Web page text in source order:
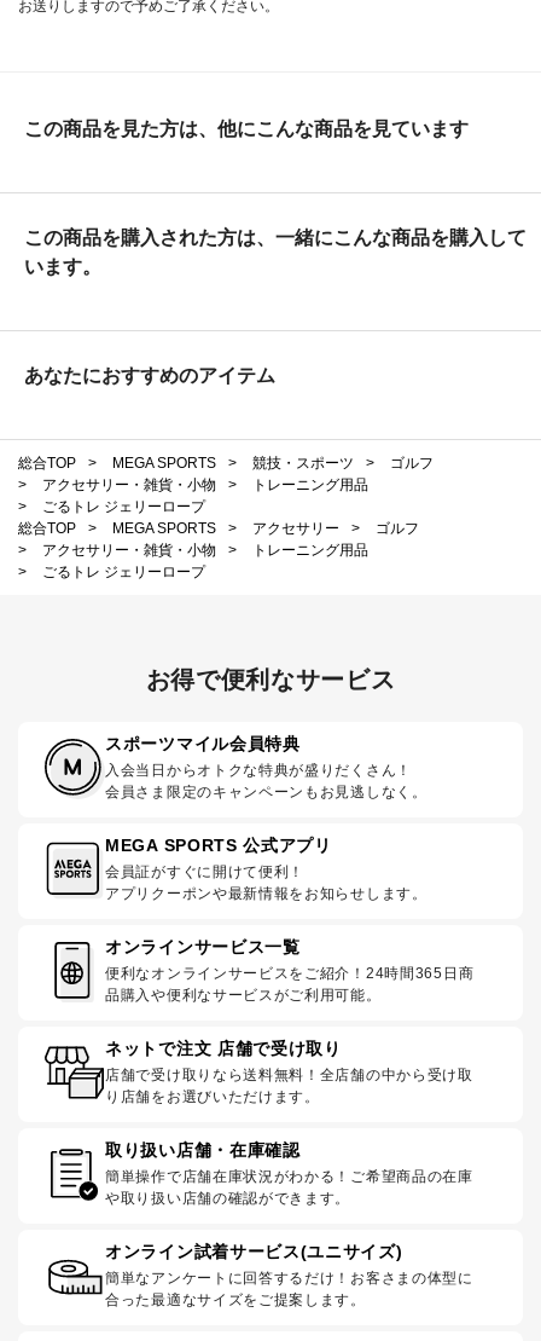
お送りしますので予めご了承ください。
この商品を見た方は、他にこんな商品を見ています
この商品を購入された方は、一緒にこんな商品を購入して
います。
あなたにおすすめのアイテム
総合TOP > MEGA SPORTS > 競技・スポーツ >
ゴルフ
>
アクセサリー・雑貨・小物 >
トレーニング用品
>
ごるトレ ジェリーロープ
総合TOP
> MEGA SPORTS > アクセサリー >
ゴルフ
>
アクセサリー・雑貨・小物 >
トレーニング用品
>
ごるトレ ジェリーロープ
お得で便利なサービス
スポーツマイル会員特典
入会当日からオトクな特典が盛りだくさん！
会員さま限定のキャンペーンもお見逃しなく。
MEGA SPORTS 公式アプリ
会員証がすぐに開けて便利！
アプリクーポンや最新情報をお知らせします。
オンラインサービス一覧
便利なオンラインサービスをご紹介！24時間365日商
品購入や便利なサービスがご利用可能。
ネットで注文 店舗で受け取り
店舗で受け取りなら送料無料！全店舗の中から受け取
り店舗をお選びいただけます。
取り扱い店舗・在庫確認
簡単操作で店舗在庫状況がわかる！ご希望商品の在庫
や取り扱い店舗の確認ができます。
オンライン試着サービス(ユニサイズ)
簡単なアンケートに回答するだけ！お客さまの体型に
合った最適なサイズをご提案します。